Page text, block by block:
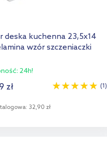
deska kuchenna 23,5x14
wzór szczeniaczki
24h!
zł
32,90 zł
(1)